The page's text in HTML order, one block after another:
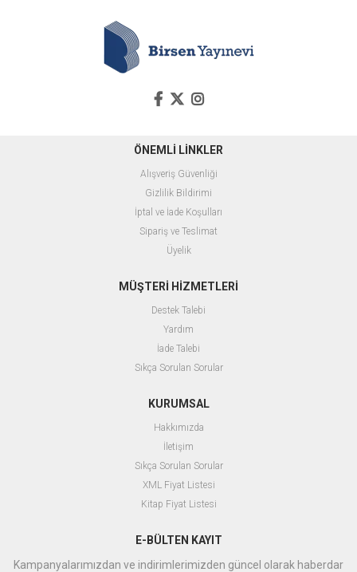
ÖNEMLİ LİNKLER
Alışveriş Güvenliği
Gizlilik Bildirimi
İptal ve İade Koşulları
Sipariş ve Teslimat
Üyelik
MÜŞTERİ HİZMETLERİ
Destek Talebi
Yardım
İade Talebi
Sıkça Sorulan Sorular
KURUMSAL
Hakkımızda
İletişim
Sıkça Sorulan Sorular
XML Fiyat Listesi
Kitap Fiyat Listesi
E-BÜLTEN KAYIT
Kampanyalarımızdan ve indirimlerimizden güncel olarak haberdar